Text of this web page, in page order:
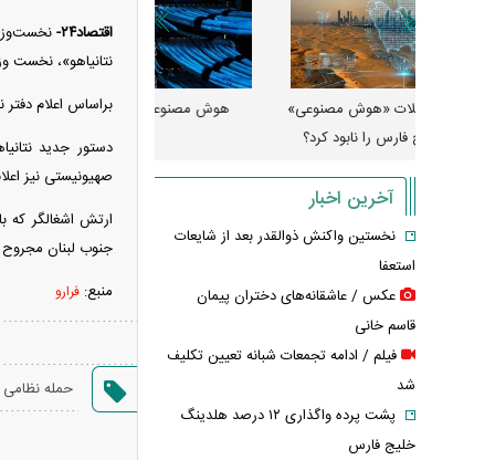
اقتصاد۲۴-
نتانیاهو»، نخست
براساس اعلام
دستور جدید
صهیونیستی نیز اعلام کرده است ک طی ۴۸ ساعت
جنوب لبنان
منبع: فرارو
حمله نظامی
هوش مصنوعی خودزنی می‌کند
آخرین اخبار
نخستین واکنش ذوالقدر بعد از شایعات
استعفا
عکس / عاشقانه‌های دختران پیمان
قاسم خانی
فیلم / ادامه تجمعات شبانه تعیین تکلیف
شد
پشت پرده واگذاری ۱۲ درصد هلدینگ
خلیج فارس